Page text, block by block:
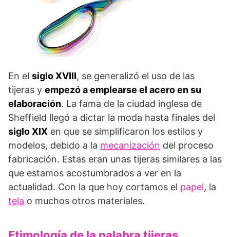
En el siglo XVIII, se generalizó el uso de las
tijeras y empezó a emplearse el acero en su
elaboración. La fama de la ciudad inglesa de
Sheffield llegó a dictar la moda hasta finales del
siglo XIX en que se simplificaron los estilos y
modelos, debido a la mecanización del proceso
fabricación. Estas eran unas tijeras similares a las
que estamos acostumbrados a ver en la
actualidad. Con la que hoy cortamos el papel, la
tela o muchos otros materiales.